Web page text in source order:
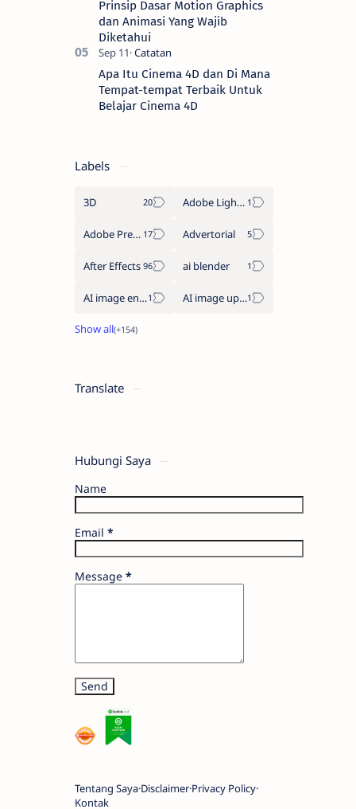
Prinsip Dasar Motion Graphics
dan Animasi Yang Wajib
Diketahui
Apa Itu Cinema 4D dan Di Mana
Tempat-tempat Terbaik Untuk
Belajar Cinema 4D
Labels
3D Adobe Lightroom
Adobe Premiere Pro Advertorial
After Effects ai blender
AI image enhancement AI image upscaler
Translate
Hubungi Saya
Name
Email *
Message *
Tentang Saya Disclaimer Privacy Policy
Kontak